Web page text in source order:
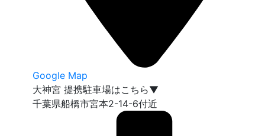
Google Map
大神宮 提携駐車場はこちら▼
千葉県船橋市宮本2-14-6付近